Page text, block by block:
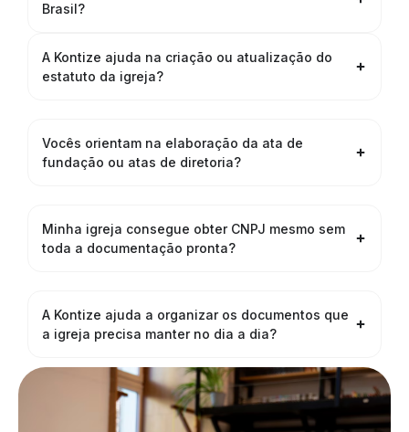
Brasil?
A Kontize ajuda na criação ou atualização do
estatuto da igreja?
Vocês orientam na elaboração da ata de
fundação ou atas de diretoria?
Minha igreja consegue obter CNPJ mesmo sem
toda a documentação pronta?
A Kontize ajuda a organizar os documentos que
a igreja precisa manter no dia a dia?